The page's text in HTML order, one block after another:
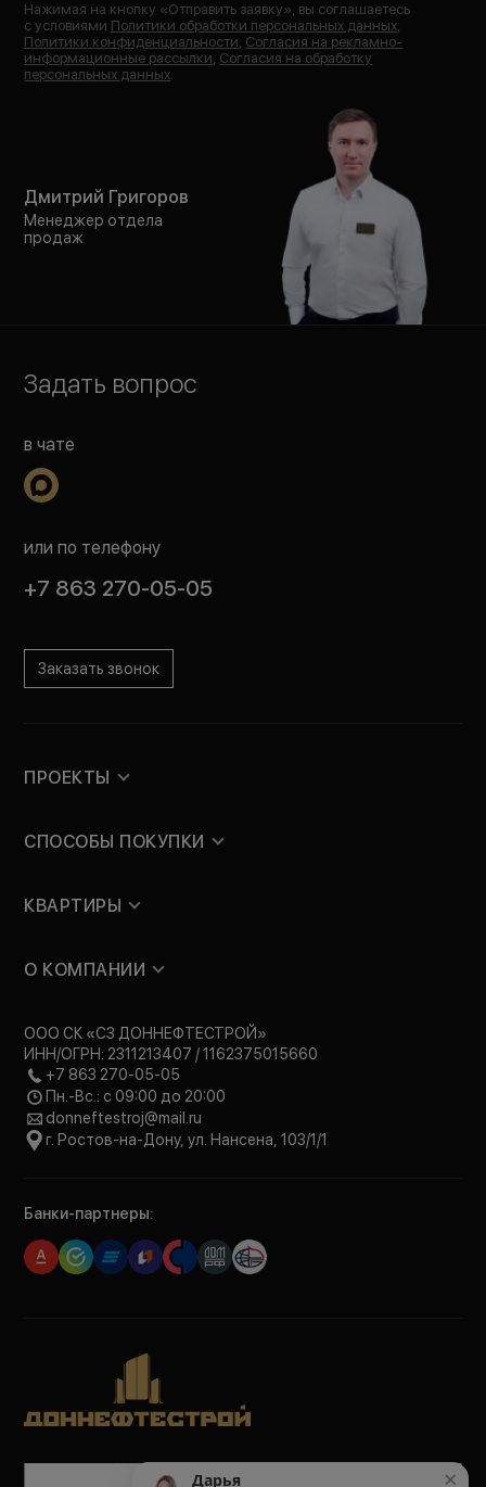
Нажимая на кнопку «Отправить заявку», вы соглашаетесь
с условиями Политики обработки персональных данных,
Политики конфиденциальности, Согласия на рекламно-
информационные рассылки, Согласия на обработку
персональных данных.
Дмитрий Григоров
Менеджер отдела
продаж
Задать вопрос
в чате
или по телефону
+7 863 270-05-05
Заказать звонок
ПРОЕКТЫ
СПОСОБЫ ПОКУПКИ
КВАРТИРЫ
О КОМПАНИИ
ООО СК «СЗ ДОННЕФТЕСТРОЙ»
ИНН/ОГРН: 2311213407 / 1162375015660
+7 863 270-05-05
Пн.-Вс.: с 09:00 до 20:00
donneftestroj@mail.ru
г. Ростов-на-Дону, ул. Нансена, 103/1/1
Банки-партнеры:
Политика обработки персональных данных
×
Дарья